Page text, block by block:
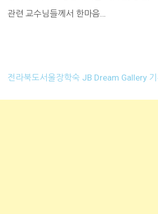
관련 교수님들께서 한마음…
전라북도서울장학숙 JB Dream Gallery 기